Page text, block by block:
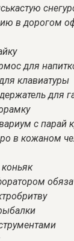
в дорогом
для
клавиатуры
для
с парай
в кожаном